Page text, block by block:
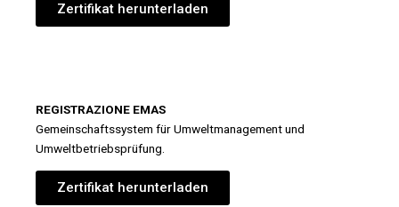
Zertifikat herunterladen
REGISTRAZIONE EMAS
Gemeinschaftssystem für Umweltmanagement und
Umweltbetriebsprüfung.
Zertifikat herunterladen